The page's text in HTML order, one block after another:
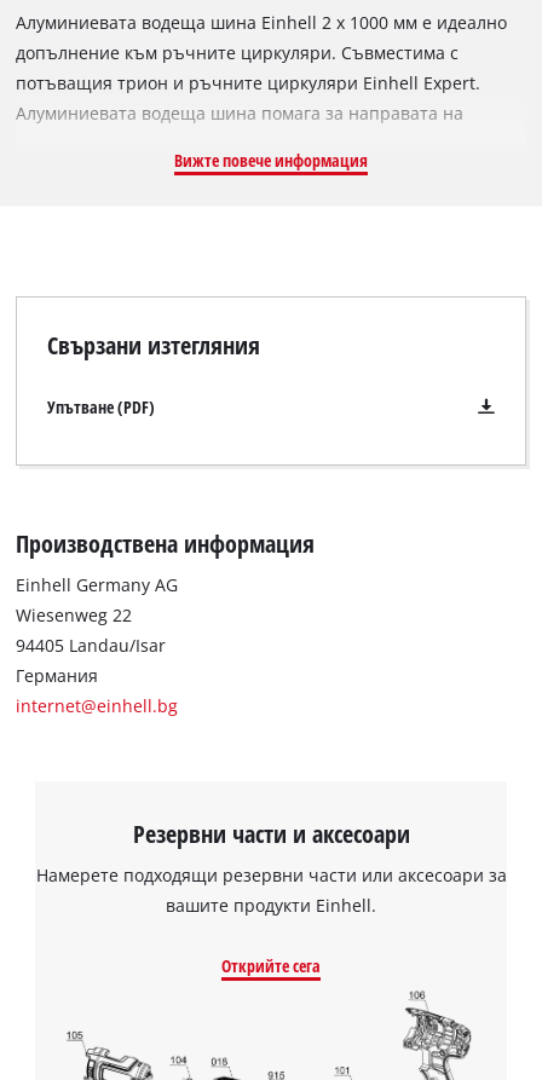
Алуминиевата водеща шина Einhell 2 x 1000 мм е идеално
допълнение към ръчните циркуляри. Съвместима с
потъващия трион и ръчните циркуляри Einhell Expert.
Алуминиевата водеща шина помага за направата на
степен на безопасност. Дори ъгловите срезове не са
позволява чисти режещи ръбове. Съединителен елемент
Залепващите ленти правят долната страна нехлъзгаща.
2x1000 мм, разрезите са чисти и професионални докато се
Вижте повече информация
Свързани изтегляния
Упътване (PDF)
Производствена информация
Einhell Germany AG
Wiesenweg 22
94405 Landau/Isar
Германия
internet@einhell.bg
Резервни части и аксесоари
Намерете подходящи резервни части или аксесоари за
вашите продукти Einhell.
Открийте сега